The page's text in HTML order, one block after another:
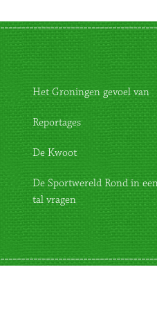
Het Groningen gevoel van
Reportages
De Kwoot
De Sportwereld Rond in
tal vragen